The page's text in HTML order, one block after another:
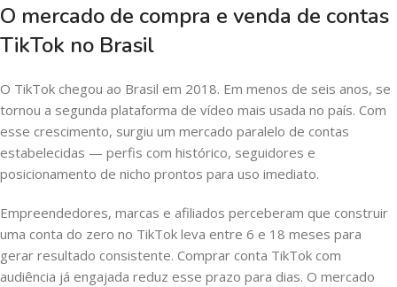
O mercado de compra e venda de contas
TikTok no Brasil
O TikTok chegou ao Brasil em 2018. Em menos de seis anos, se
tornou a segunda plataforma de vídeo mais usada no país. Com
esse crescimento, surgiu um mercado paralelo de contas
estabelecidas — perfis com histórico, seguidores e
posicionamento de nicho prontos para uso imediato.
Empreendedores, marcas e afiliados perceberam que construir
uma conta do zero no TikTok leva entre 6 e 18 meses para
gerar resultado consistente. Comprar conta TikTok com
audiência já engajada reduz esse prazo para dias. O mercado